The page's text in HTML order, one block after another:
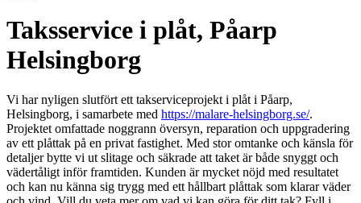
Taksservice i plåt, Påarp
Helsingborg
Vi har nyligen slutfört ett takserviceprojekt i plåt i Påarp,
Helsingborg, i samarbete med https://malare-helsingborg.se/.
Projektet omfattade noggrann översyn, reparation och uppgradering
av ett plåttak på en privat fastighet. Med stor omtanke och känsla för
detaljer bytte vi ut slitage och säkrade att taket är både snyggt och
vädertåligt inför framtiden. Kunden är mycket nöjd med resultatet
och kan nu känna sig trygg med ett hållbart plåttak som klarar väder